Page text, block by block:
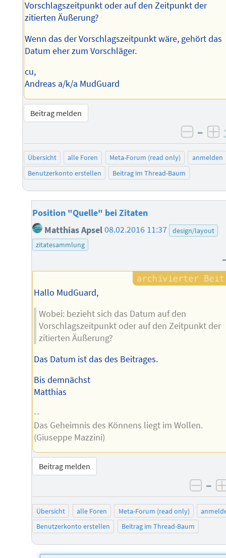
Vorschlagszeitpunkt oder auf den Zeitpunkt der
zitierten Äußerung?
Wenn das der Vorschlagszeitpunkt wäre, gehört das
Datum eher zum Vorschläger.
cu,
Andreas a/k/a MudGuard
Beitrag melden
–
Übersicht alle Foren Meta-Forum (read only)
anmelden
Benutzerkonto erstellen
Beitrag im Thread-Baum
Position "Quelle" bei Zitaten
Matthias Apsel08.02.2016 11:37
design/layout
zitatesammlung
Hallo MudGuard,
Wobei: bezieht sich das Datum auf den
Vorschlagszeitpunkt oder auf den Zeitpunkt der
zitierten Äußerung?
Das Datum ist das des Beitrages.
Bis demnächst
Matthias
--
Das Geheimnis des Könnens liegt im Wollen.
(Giuseppe Mazzini)
Beitrag melden
–
Übersicht alle Foren Meta-Forum (read only)
Benutzerkonto erstellen
Beitrag im Thread-Baum